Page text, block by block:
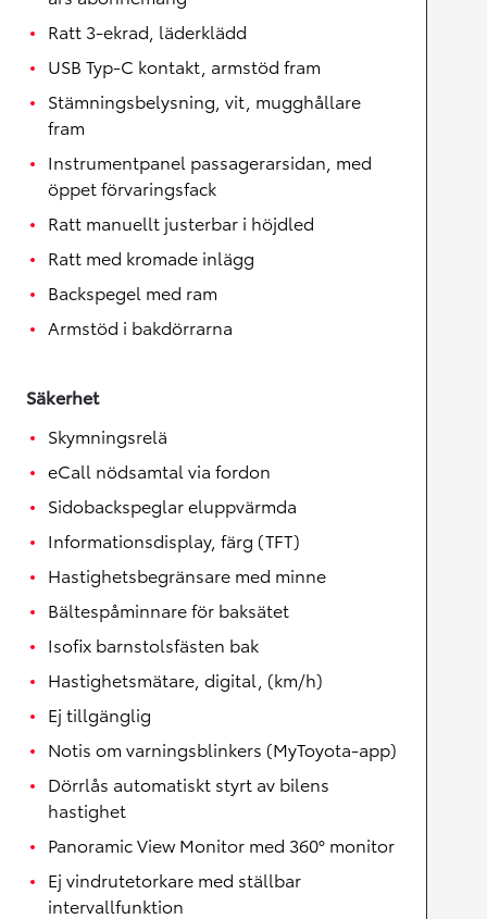
Ratt 3-ekrad, läderklädd
USB Typ-C kontakt, armstöd fram
Stämningsbelysning, vit, mugghållare
fram
Instrumentpanel passagerarsidan, med
öppet förvaringsfack
Ratt manuellt justerbar i höjdled
Ratt med kromade inlägg
Backspegel med ram
Armstöd i bakdörrarna
Säkerhet
Skymningsrelä
eCall nödsamtal via fordon
Sidobackspeglar eluppvärmda
Informationsdisplay, färg (TFT)
Hastighetsbegränsare med minne
Bältespåminnare för baksätet
Isofix barnstolsfästen bak
Hastighetsmätare, digital, (km/h)
Ej tillgänglig
Notis om varningsblinkers (MyToyota-app)
Dörrlås automatiskt styrt av bilens
hastighet
Panoramic View Monitor med 360° monitor
Ej vindrutetorkare med ställbar
intervallfunktion